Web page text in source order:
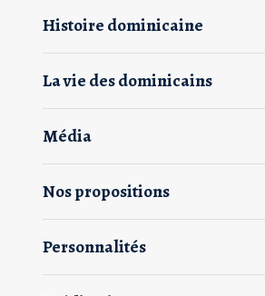
Histoire dominicaine
La vie des dominicains
Média
Nos propositions
Personnalités